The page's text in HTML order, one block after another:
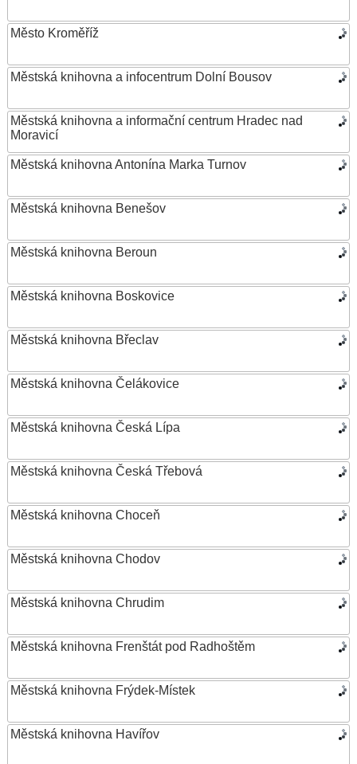
Město Kroměříž
Městská knihovna a infocentrum Dolní Bousov
Městská knihovna a informační centrum Hradec nad
Moravicí
Městská knihovna Antonína Marka Turnov
Městská knihovna Benešov
Městská knihovna Beroun
Městská knihovna Boskovice
Městská knihovna Břeclav
Městská knihovna Čelákovice
Městská knihovna Česká Lípa
Městská knihovna Česká Třebová
Městská knihovna Choceň
Městská knihovna Chodov
Městská knihovna Chrudim
Městská knihovna Frenštát pod Radhoštěm
Městská knihovna Frýdek-Místek
Městská knihovna Havířov